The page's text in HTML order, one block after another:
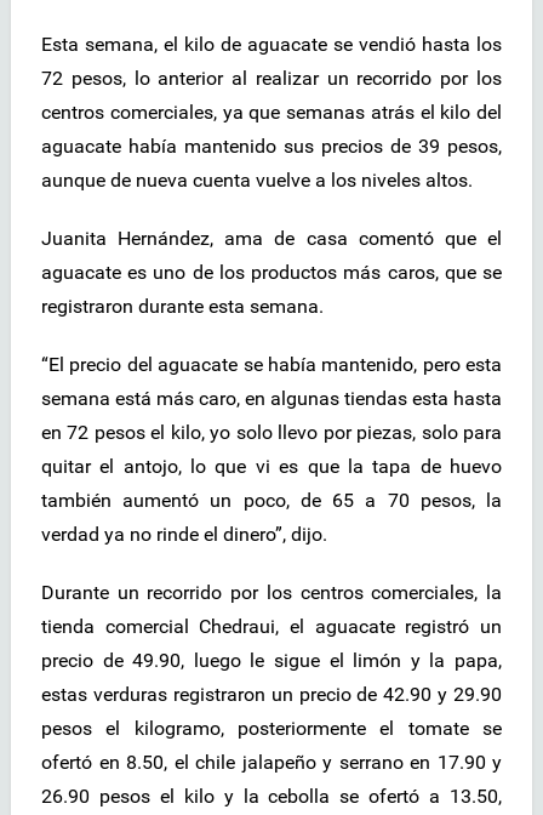
Esta semana, el kilo de aguacate se vendió hasta los
72 pesos, lo anterior al realizar un recorrido por los
centros comerciales, ya que semanas atrás el kilo del
aguacate había mantenido sus precios de 39 pesos,
aunque de nueva cuenta vuelve a los niveles altos.
Juanita Hernández, ama de casa comentó que el
aguacate es uno de los productos más caros, que se
registraron durante esta semana.
“El precio del aguacate se había mantenido, pero esta
semana está más caro, en algunas tiendas esta hasta
en 72 pesos el kilo, yo solo llevo por piezas, solo para
quitar el antojo, lo que vi es que la tapa de huevo
también aumentó un poco, de 65 a 70 pesos, la
verdad ya no rinde el dinero”, dijo.
Durante un recorrido por los centros comerciales, la
tienda comercial Chedraui, el aguacate registró un
precio de 49.90, luego le sigue el limón y la papa,
estas verduras registraron un precio de 42.90 y 29.90
pesos el kilogramo, posteriormente el tomate se
ofertó en 8.50, el chile jalapeño y serrano en 17.90 y
26.90 pesos el kilo y la cebolla se ofertó a 13.50,